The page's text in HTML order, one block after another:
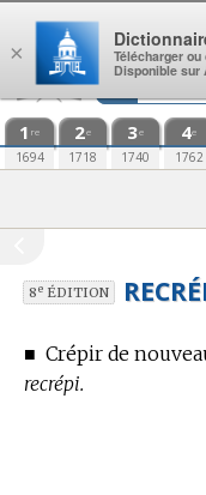
Aller au contenu
1 re
1694
2e
1718
3e
1740
4e
1762
8eÉDITION
■ Crépir de
recrépi.
×
Télécharger
Disponible sur